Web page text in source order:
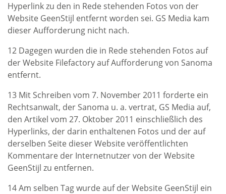
Hyperlink zu den in Rede stehenden Fotos von der
Website GeenStijl entfernt worden sei. GS Media kam
dieser Aufforderung nicht nach.
12 Dagegen wurden die in Rede stehenden Fotos auf
der Website Filefactory auf Aufforderung von Sanoma
entfernt.
13 Mit Schreiben vom 7. November 2011 forderte ein
Rechtsanwalt, der Sanoma u. a. vertrat, GS Media auf,
den Artikel vom 27. Oktober 2011 einschließlich des
Hyperlinks, der darin enthaltenen Fotos und der auf
derselben Seite dieser Website veröffentlichten
Kommentare der Internetnutzer von der Website
GeenStijl zu entfernen.
14 Am selben Tag wurde auf der Website GeenStijl ein